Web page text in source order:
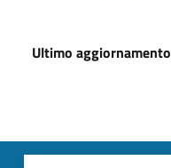
Ultimo aggiornamento